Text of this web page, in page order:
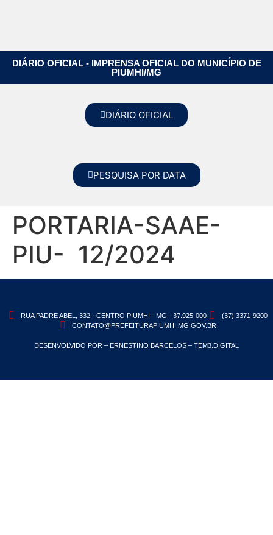
DIÁRIO OFICIAL - IMPRENSA OFICIAL DO MUNICÍPIO DE
PIUMHI/MG
DIÁRIO OFICIAL
PESQUISA POR DATA
PORTARIA-SAAE-
PIU- 12/2024
RUA PADRE ABEL, 332 - CENTRO PIUMHI - MG - 37.925-000
(37) 3371-9200
CONTATO@PREFEITURAPIUMHI.MG.GOV.BR
DESENVOLVIDO POR – ERNESTINO BARCELOS – TEM3.DIGITAL